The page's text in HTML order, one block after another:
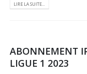
LIRE LA SUITE...
ABONNEMENT
LIGUE 1 2023